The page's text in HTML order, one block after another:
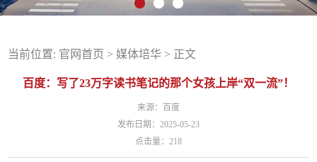
当前位置: 官网首页 > 媒体培华 > 正文
百度：写了23万字读书笔记的那个女孩上岸“双一流”！
来源：百度
发布日期：2025-05-23
点击量： 218